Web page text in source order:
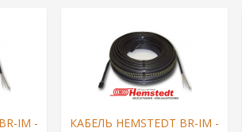
IM -
КАБЕЛЬ HEMSTEDT BR-IM -